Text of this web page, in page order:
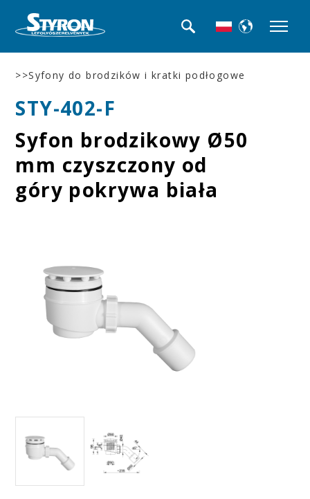
>>Syfony do brodzików i kratki podłogowe
STY-402-F
Syfon brodzikowy Ø50
mm czyszczony od
góry pokrywa biała